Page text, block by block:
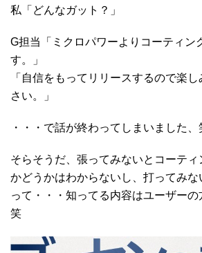
私「どんなガット？」
G担当「ミクロパワーよりコーティン
す。」
「自信をもってリリースするので楽
さい。」
・・・で話が終わってしまいました、
そらそうだ、張ってみないとコーテ
かどうかはわからないし、打ってみな
って・・・知ってる内容はユーザーの
笑